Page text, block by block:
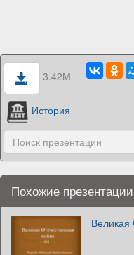
3.42M
История
Похожие
Великая